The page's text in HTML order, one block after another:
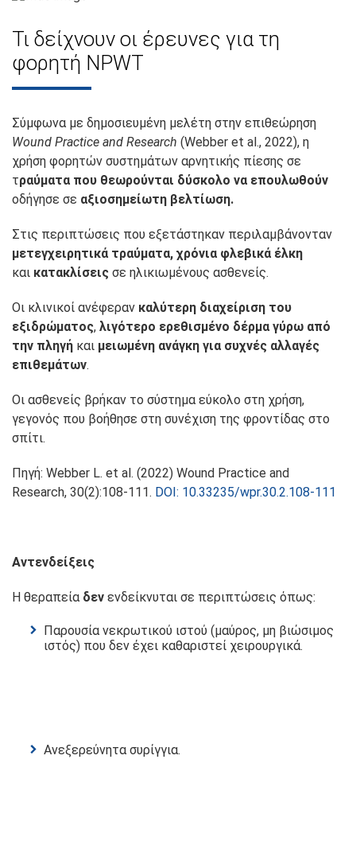
Τι δείχνουν οι έρευνες για τη
φορητή NPWT
Σύμφωνα με δημοσιευμένη μελέτη στην επιθεώρηση
Wound Practice and Research (Webber et al., 2022), η
χρήση φορητών συστημάτων αρνητικής πίεσης σε
τραύματα που θεωρούνται δύσκολο να επουλωθούν
οδήγησε σε αξιοσημείωτη βελτίωση.
Στις περιπτώσεις που εξετάστηκαν περιλαμβάνονταν
μετεγχειρητικά τραύματα, χρόνια φλεβικά έλκη
και κατακλίσεις σε ηλικιωμένους ασθενείς.
Οι κλινικοί ανέφεραν καλύτερη διαχείριση του
εξιδρώματος, λιγότερο ερεθισμένο δέρμα γύρω από
την πληγή και μειωμένη ανάγκη για συχνές αλλαγές
επιθεμάτων.
Οι ασθενείς βρήκαν το σύστημα εύκολο στη χρήση,
γεγονός που βοήθησε στη συνέχιση της φροντίδας στο
σπίτι.
Πηγή: Webber L. et al. (2022) Wound Practice and
Research, 30(2):108-111. DOI: 10.33235/wpr.30.2.108-111
Αντενδείξεις
Η θεραπεία δεν ενδείκνυται σε περιπτώσεις όπως:
Παρουσία νεκρωτικού ιστού (μαύρος, μη βιώσιμος
ιστός) που δεν έχει καθαριστεί χειρουργικά.
Ανεξερεύνητα συρίγγια.